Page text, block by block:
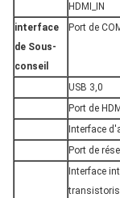
HDMI_IN
interface
de Sous-
conseil
Port de
USB 3,0
Port de
Interface
Port de
Interface